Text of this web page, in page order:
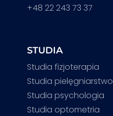
+48 22 243 73 37
STUDIA
Studia fizjoterapia
Studia pielęgniarstwo
Studia psychologia
Studia optometria